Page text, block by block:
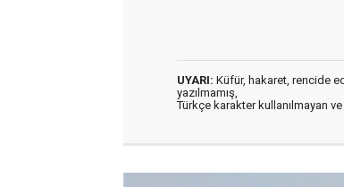
UYARI: Küfür, hakaret, rencide
yazılmamış,
Türkçe karakter kullanılmayan